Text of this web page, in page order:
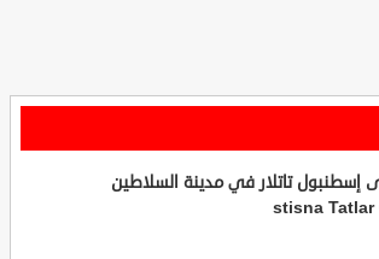
تاتلار في مدينة السلاطين